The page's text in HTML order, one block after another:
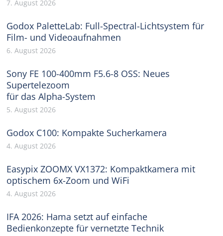
7. August 2026
Godox PaletteLab: Full-Spectral-Lichtsystem für
Film- und Videoaufnahmen
6. August 2026
Sony FE 100-400mm F5.6-8 OSS: Neues
Supertelezoom
für das Alpha-System
5. August 2026
Godox C100: Kompakte Sucherkamera
4. August 2026
Easypix ZOOMX VX1372: Kompaktkamera mit
optischem 6x-Zoom und WiFi
4. August 2026
IFA 2026: Hama setzt auf einfache
Bedienkonzepte für vernetzte Technik